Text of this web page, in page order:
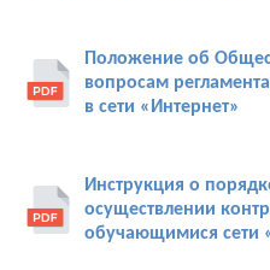
Положение об
вопросам
в сети «Интернет»
Инструкция о
осуществлении
обучающимися сети